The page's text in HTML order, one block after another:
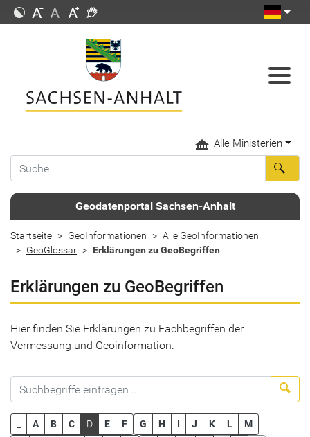
Alle Ministerien
Geodatenportal Sachsen-Anhalt
Startseite GeoInformationen
Alle GeoInformationen
GeoGlossar
Erklärungen zu GeoBegriffen
Erklärungen zu GeoBegriffen
Hier finden Sie Erklärungen zu Fachbegriffen der
Vermessung und Geoinformation.
A B C D E F G H I J K L
M